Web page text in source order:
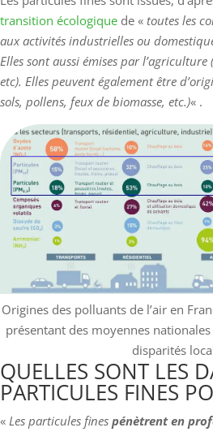
transition écologique de « toutes les
aux activités industrielles ou
Elles sont aussi émises par
etc). Elles peuvent également être
sols, pollens, feux de biomasse, etc.)« .
Origines des polluants de l’air en
présentant des moyennes
disparités
QUELLES SONT LES
PARTICULES FINES
« Les particules fines pénètrent en